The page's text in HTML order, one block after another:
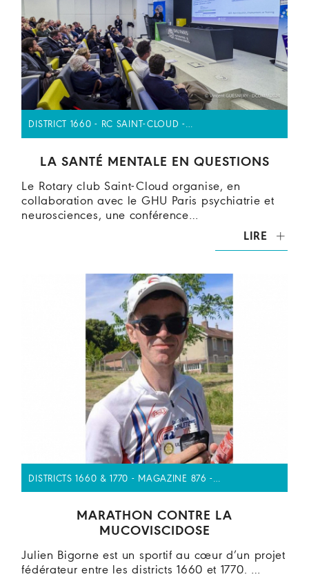
DISTRICT 1660 - RC SAINT-CLOUD -…
LA SANTÉ MENTALE EN QUESTIONS
Le Rotary club Saint-Cloud organise, en
collaboration avec le GHU Paris psychiatrie et
neurosciences, une conférence…
LIRE
DISTRICTS 1660 & 1770 - MAGAZINE 876 -…
MARATHON CONTRE LA
MUCOVISCIDOSE
Julien Bigorne est un sportif au cœur d’un projet
fédérateur entre les districts 1660 et 1770. …